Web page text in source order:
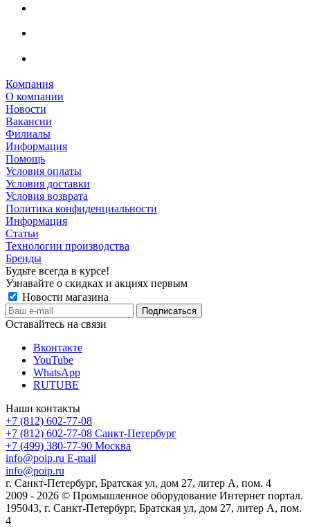
Компания
О компании
Новости
Вакансии
Филиалы
Информация
Помощь
Условия оплаты
Условия доставки
Условия возврата
Политика конфиденциальности
Информация
Статьи
Технологии производства
Бренды
Будьте всегда в курсе!
Узнавайте о скидках и акциях первым
Новости магазина
Оставайтесь на связи
Вконтакте
YouTube
WhatsApp
RUTUBE
Наши контакты
+7 (812) 602-77-08
+7 (812) 602-77-08 Санкт-Петербург
+7 (499) 380-77-90 Москва
info@poip.ru E-mail
info@poip.ru
г. Санкт-Петербург, Братская ул, дом 27, литер А, пом. 4
2009 - 2026 © Промышленное оборудование Интернет портал.
195043, г. Санкт-Петербург, Братская ул, дом 27, литер А, пом.
4